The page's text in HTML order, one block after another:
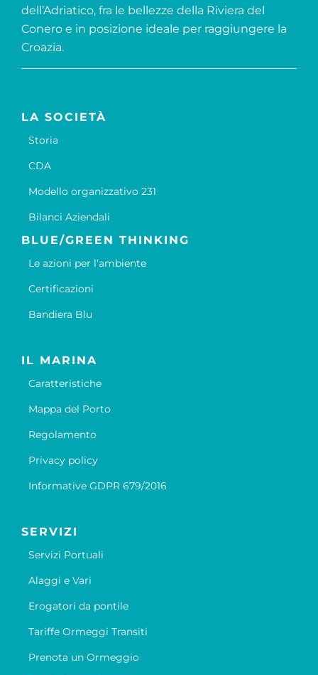
dell’Adriatico, fra le bellezze della Riviera del
Conero e in posizione ideale per raggiungere la
Croazia.
LA SOCIETÀ
Storia
CDA
Modello organizzativo 231
Bilanci Aziendali
BLUE/GREEN THINKING
Le azioni per l’ambiente
Certificazioni
Bandiera Blu
IL MARINA
Caratteristiche
Mappa del Porto
Regolamento
Privacy policy
Informative GDPR 679/2016
SERVIZI
Servizi Portuali
Alaggi e Vari
Erogatori da pontile
Tariffe Ormeggi Transiti
Prenota un Ormeggio